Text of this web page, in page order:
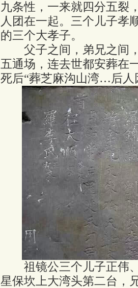
九条性，一来就四分五裂
人团在一起。三个儿子孝
的三个大孝子。
父子之间，弟兄之间，
五通场，连去世都安葬在
死后“葬芝麻沟山湾…后人
祖镜公三个儿子正伟、
星保坎上大湾头第二台，